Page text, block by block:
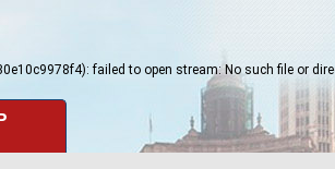
failed to open stream: No such file or